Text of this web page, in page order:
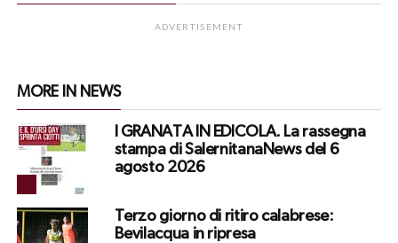
ADVERTISEMENT
MORE IN NEWS
I GRANATA IN EDICOLA. La rassegna
stampa di SalernitanaNews del 6
agosto 2026
Terzo giorno di ritiro calabrese:
Bevilacqua in ripresa